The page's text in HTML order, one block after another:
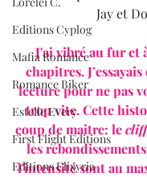
Editions Cyplog
Mafia Romance
Romance Biker
Estelle Every
First Flight Editions
Editions Elixyria
Jay et
J'ai vibré au fur et
chapitres.
lecture pour ne pas
trop vite. Cette
coup de maitre: le
les
l'intensité sont au